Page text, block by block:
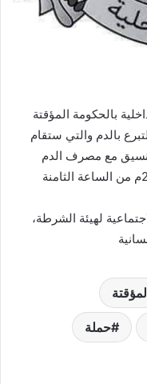
بالحكومة المؤقتة
بالدم والتي ستقام
مع مصرف الدم
المركزي يوم الثلاثاء الموافق 2019/12/17م من الساعة الثامنة
لهيئة الشرطة،
حملة